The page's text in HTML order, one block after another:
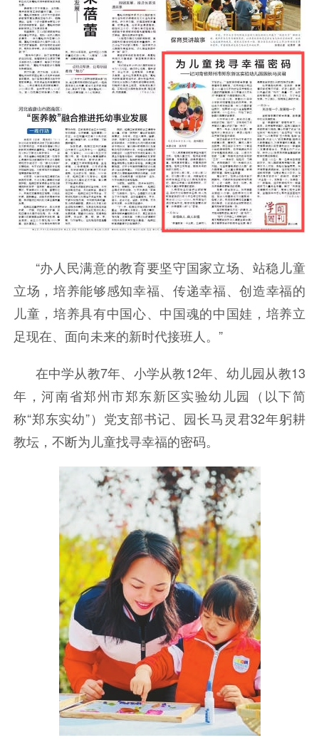
“办人民满意的教育要坚守国家立场、站稳儿童
立场，培养能够感知幸福、传递幸福、创造幸福的
儿童，培养具有中国心、中国魂的中国娃，培养立
足现在、面向未来的新时代接班人。”
在中学从教7年、小学从教12年、幼儿园从教13
年，河南省郑州市郑东新区实验幼儿园（以下简
称“郑东实幼”）党支部书记、园长马灵君32年躬耕
教坛，不断为儿童找寻幸福的密码。